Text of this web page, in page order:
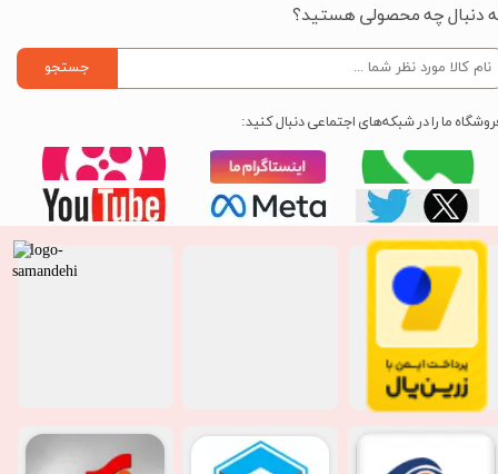
دنبال چه محصولی هستید؟
جستجو
ما را در شبکه‌های اجتماعی دنبال کنید: